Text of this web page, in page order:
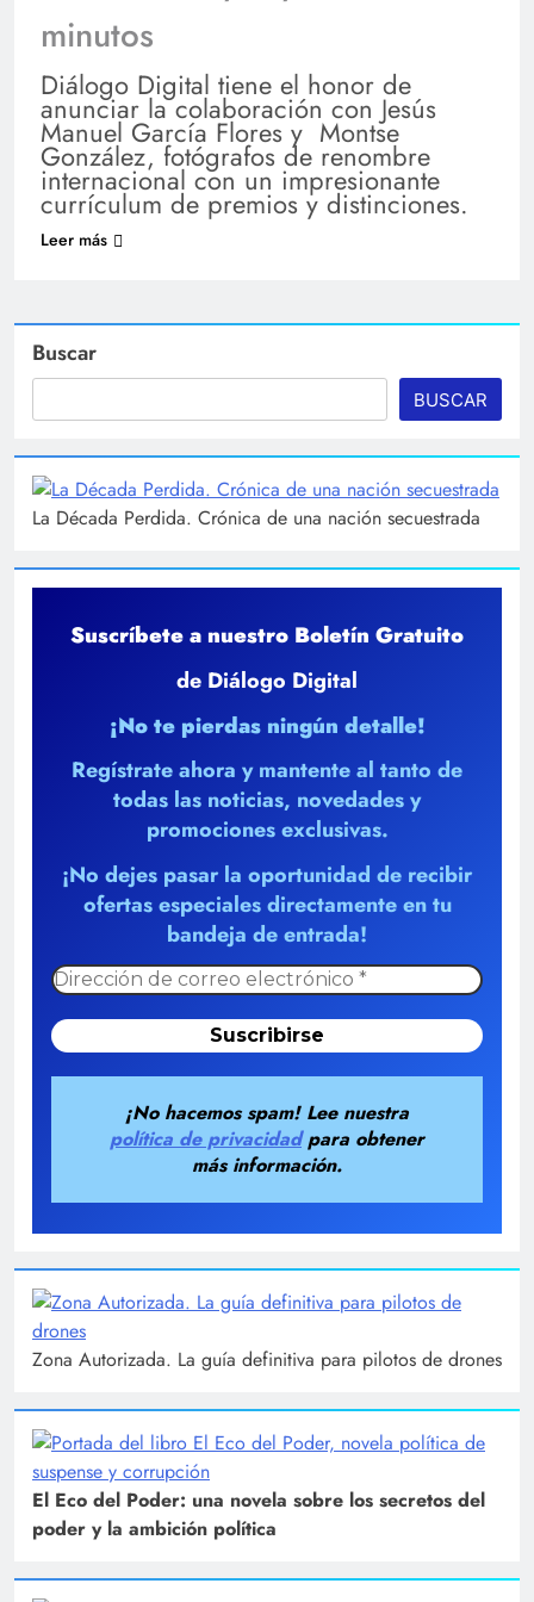
minutos
Diálogo Digital tiene el honor de
anunciar la colaboración con Jesús
Manuel García Flores y Montse
González, fotógrafos de renombre
internacional con un impresionante
currículum de premios y distinciones.
Leer más
Buscar
BUSCAR
La Década Perdida. Crónica de una nación secuestrada
Suscríbete a nuestro Boletín Gratuito
de Diálogo Digital
¡No te pierdas ningún detalle!
Regístrate ahora y mantente al tanto de
todas las noticias, novedades y
promociones exclusivas.
¡No dejes pasar la oportunidad de recibir
ofertas especiales directamente en tu
bandeja de entrada!
¡No hacemos spam! Lee nuestra
política de privacidadpara obtener
más información.
Zona Autorizada. La guía definitiva para pilotos de drones
El Eco del Poder: una novela sobre los secretos del
poder y la ambición política